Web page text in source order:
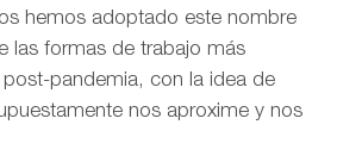
hemos adoptado este nombre
las formas de trabajo más
post-pandemia, con la idea de
nos aproxime y nos